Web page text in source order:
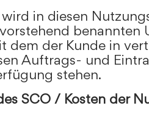
wird in diesen
benannten
dem der Kunde in
Auftrags- und
stehen.
SCO / Kosten der